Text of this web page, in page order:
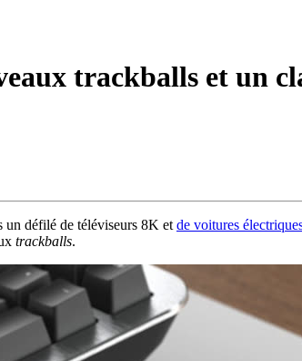
trackballs et un
un défilé de téléviseurs 8K et de voitures
trackballs.